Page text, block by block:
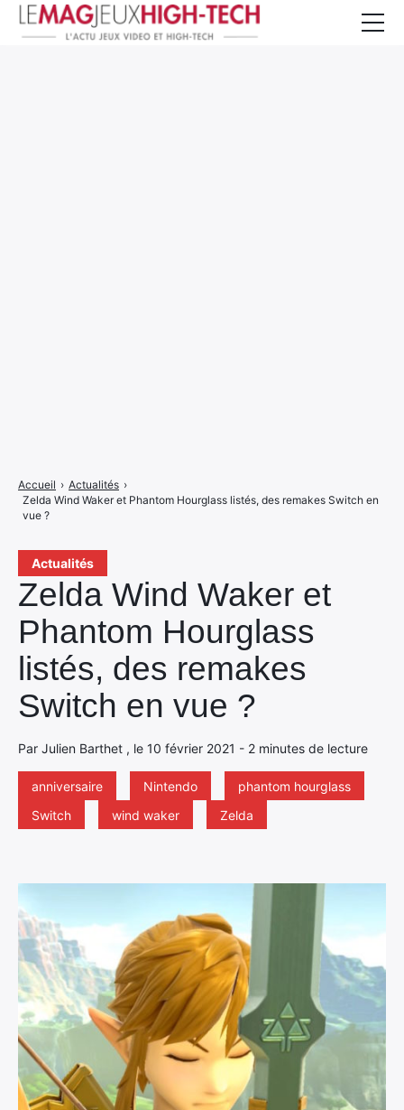
Actualités
Zelda Wind Waker et
Phantom Hourglass
listés, des remakes
Switch en vue ?
Par Julien Barthet , le 10 février 2021 - 2 minutes de lecture
anniversaire Nintendo
phantom hourglass
Switch
wind waker Zelda
Accueil › Actualités ›
Zelda Wind Waker et Phantom Hourglass listés, des remakes Switch en
vue ?